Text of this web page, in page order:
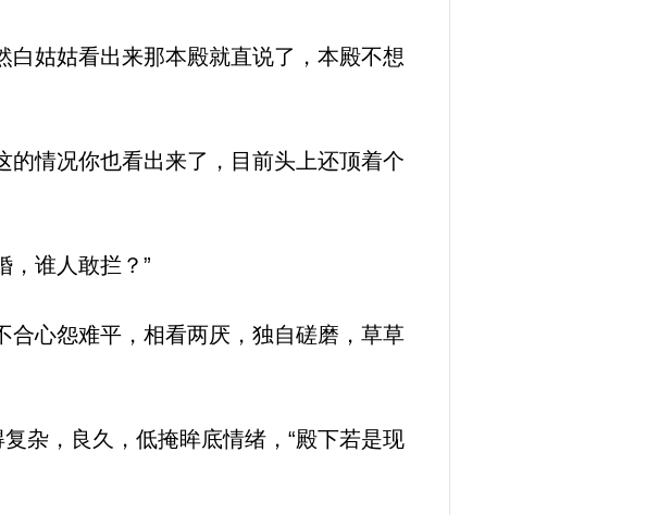
姑姑看出来那本殿就直说了，本殿不想
情况你也看出来了，目前头上还顶着个
谁人敢拦？”
心怨难平，相看两厌，独自磋磨，草草
杂，良久，低掩眸底情绪，“殿下若是现